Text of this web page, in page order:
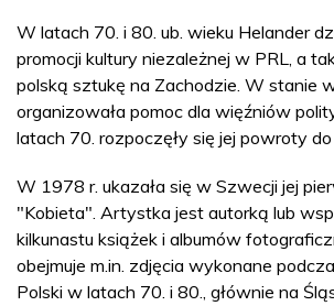
W latach 70. i 80. ub. wieku Helander
promocji kultury niezależnej w PRL, a
polską sztukę na Zachodzie. W stanie
organizowała pomoc dla więźniów
latach 70. rozpoczęły się jej powroty
W 1978 r. ukazała się w Szwecji jej
"Kobieta". Artystka jest autorką lub
kilkunastu książek i albumów
obejmuje m.in. zdjęcia wykonane
Polski w latach 70. i 80., głównie na